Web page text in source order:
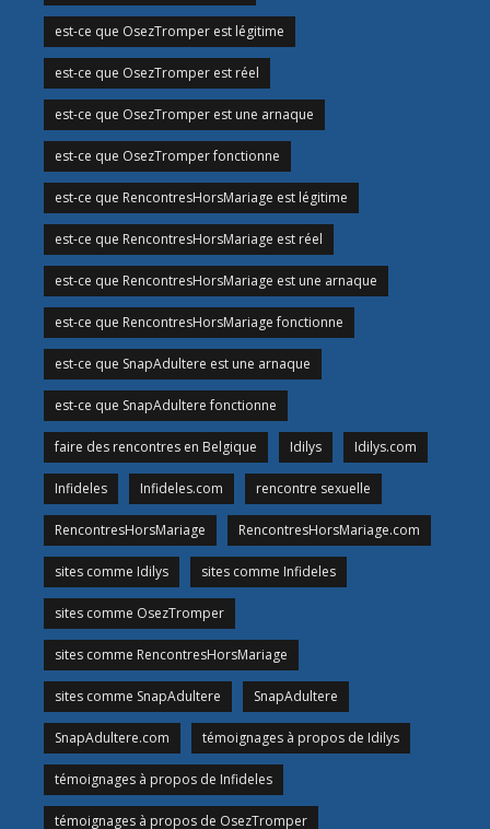
est-ce que OsezTromper est légitime
est-ce que OsezTromper est réel
est-ce que OsezTromper est une arnaque
est-ce que OsezTromper fonctionne
est-ce que RencontresHorsMariage est légitime
est-ce que RencontresHorsMariage est réel
est-ce que RencontresHorsMariage est une arnaque
est-ce que RencontresHorsMariage fonctionne
est-ce que SnapAdultere est une arnaque
est-ce que SnapAdultere fonctionne
faire des rencontres en Belgique Idilys Idilys.com
Infideles Infideles.com rencontre sexuelle
RencontresHorsMariage RencontresHorsMariage.com
sites comme Idilys sites comme Infideles
sites comme OsezTromper
sites comme RencontresHorsMariage
sites comme SnapAdultere SnapAdultere
SnapAdultere.com témoignages à propos de Idilys
témoignages à propos de Infideles
témoignages à propos de OsezTromper